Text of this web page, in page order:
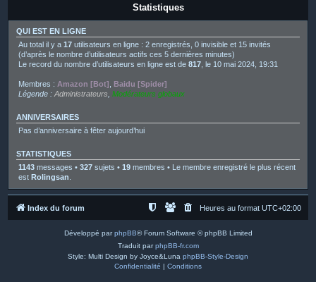
Statistiques
QUI EST EN LIGNE
Au total il y a 17 utilisateurs en ligne : 2 enregistrés, 0 invisible et 15 invités
(d’après le nombre d’utilisateurs actifs ces 5 dernières minutes)
Le record du nombre d’utilisateurs en ligne est de 817 , le 10 mai 2024, 19:31
Membres : Amazon [Bot]
Baidu [Spider]
Légende : Administrateurs Modérateurs globaux
ANNIVERSAIRES
Pas d’anniversaire à fêter aujourd’hui
STATISTIQUES
1143 messages • 327 sujets • 19 membres • Le membre enregistré le plus récent
est Rolingsan
Index du forum Heures au format UTC+02:00
Développé parphpBB® Forum Software © phpBB Limited
Traduit parphpBB-fr.com
Style: Multi Design by Joyce&Luna phpBB-Style-Design
Confidentialité | Conditions